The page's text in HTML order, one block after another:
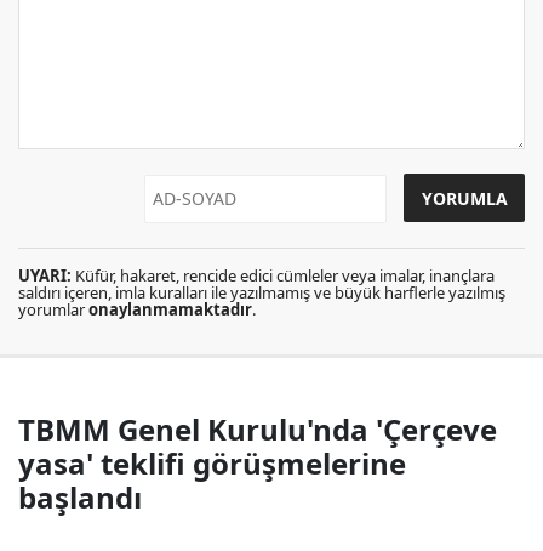
UYARI: Küfür, hakaret, rencide edici cümleler veya imalar, inançlara
saldırı içeren, imla kuralları ile yazılmamış ve büyük harflerle yazılmış
yorumlaronaylanmamaktadır.
TBMM Genel Kurulu'nda 'Çerçeve
yasa' teklifi görüşmelerine
başlandı